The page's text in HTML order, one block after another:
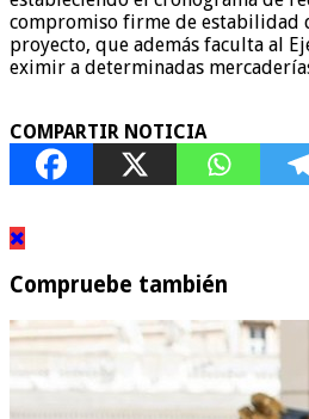
compromiso firme de estabilidad
proyecto, que además faculta al
eximir a determinadas
COMPARTIR NOTICIA
Compruebe también